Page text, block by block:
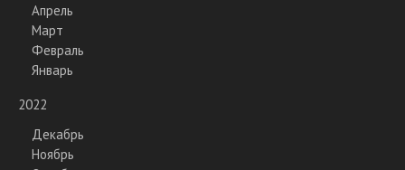
Апрель
Март
Февраль
Январь
2022
Декабрь
Ноябрь